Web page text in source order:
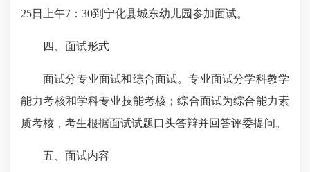
25日上午7：30到宁化县城东幼儿园参加面试。
四、面试形式
面试分专业面试和综合面试。专业面试分学科教学
能力考核和学科专业技能考核；综合面试为综合能力素
质考核，考生根据面试试题口头答辩并回答评委提问。
五、面试内容